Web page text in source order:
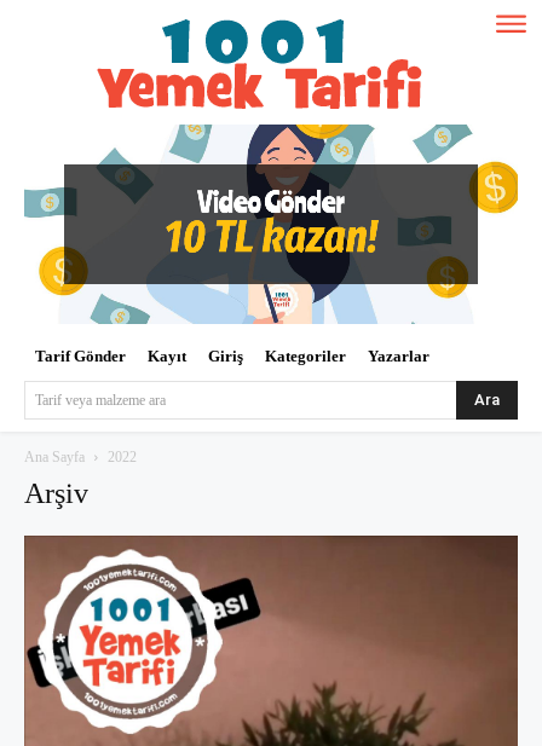
Tarif Gönder Kayıt Giriş Kategoriler Yazarlar
Tarif veya malzeme ara Ara
Ana Sayfa 2022
Arşiv